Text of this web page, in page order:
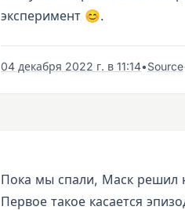
эксперимент 😊.
04 декабря 2022 г. в 11:14•Source
Пока мы спали, Маск решил
Первое такое касается